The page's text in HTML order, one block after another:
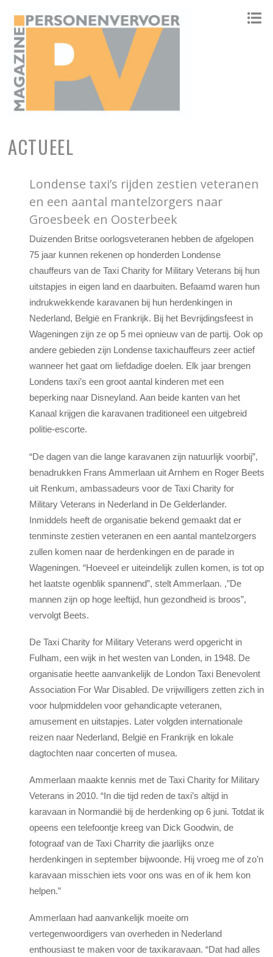
ACTUEEL
Londense taxi’s rijden zestien veteranen
en een aantal mantelzorgers naar
Groesbeek en Oosterbeek
Duizenden Britse oorlogsveteranen hebben de afgelopen
75 jaar kunnen rekenen op honderden Londense
chauffeurs van de Taxi Charity for Military Veterans bij hun
uitstapjes in eigen land en daarbuiten. Befaamd waren hun
indrukwekkende karavanen bij hun herdenkingen in
Nederland, België en Frankrijk. Bij het Bevrijdingsfeest in
Wageningen zijn ze op 5 mei opnieuw van de partij. Ook op
andere gebieden zijn Londense taxichauffeurs zeer actief
wanneer het gaat om liefdadige doelen. Elk jaar brengen
Londens taxi’s een groot aantal kinderen met een
beperking naar Disneyland. Aan beide kanten van het
Kanaal krijgen die karavanen traditioneel een uitgebreid
politie-escorte.
“De dagen van die lange karavanen zijn natuurlijk voorbij”,
benadrukken Frans Ammerlaan uit Arnhem en Roger Beets
uit Renkum, ambassadeurs voor de Taxi Charity for
Military Veterans in Nederland in De Gelderlander.
Inmiddels heeft de organisatie bekend gemaakt dat er
tenminste zestien veteranen en een aantal mantelzorgers
zullen komen naar de herdenkingen en de parade in
Wageningen. “Hoeveel er uiteindelijk zullen komen, is tot op
het laatste ogenblik spannend”, stelt Ammerlaan. ,”De
mannen zijn op hoge leeftijd, hun gezondheid is broos”,
vervolgt Beets.
De Taxi Charity for Military Veterans werd opgericht in
Fulham, een wijk in het westen van Londen, in 1948. De
organisatie heette aanvankelijk de London Taxi Benevolent
Association For War Disabled. De vrijwilligers zetten zich in
voor hulpmiddelen voor gehandicapte veteranen,
amusement en uitstapjes. Later volgden internationale
reizen naar Nederland, België en Frankrijk en lokale
dagtochten naar concerten of musea.
Ammerlaan maakte kennis met de Taxi Charity for Military
Veterans in 2010. “In die tijd reden de taxi’s altijd in
karavaan in Normandië bij de herdenking op 6 juni. Totdat ik
opeens een telefoontje kreeg van Dick Goodwin, de
fotograaf van de Taxi Charrity die jaarlijks onze
herdenkingen in september bijwoonde. Hij vroeg me of zo’n
karavaan misschien iets voor ons was en of ik hem kon
helpen.”
Ammerlaan had aanvankelijk moeite om
vertegenwoordigers van overheden in Nederland
enthousiast te maken voor de taxikaravaan. “Dat had alles